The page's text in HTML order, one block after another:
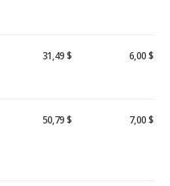
31,49 $ 6,00 $
50,79 $ 7,00 $